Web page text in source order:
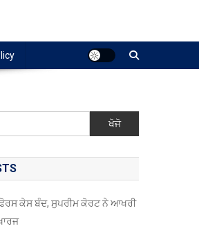
ਖੋਜੋ
ਕੇਸ ਬੰਦ, ਸੁਪਰੀਮ ਕੋਰਟ ਨੇ ਆਖਰੀ